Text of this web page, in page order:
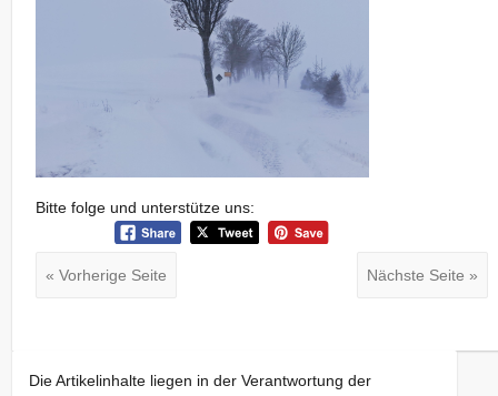
Bitte folge und unterstütze uns:
« Vorherige Seite Nächste Seite »
Die Artikelinhalte liegen in der Verantwortung der